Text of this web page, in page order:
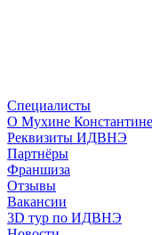
Специалисты
О Мухине
Реквизиты ИДВНЭ
Партнёры
Франшиза
Отзывы
Вакансии
3D тур по ИДВНЭ